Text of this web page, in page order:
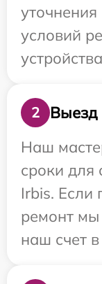
условий
2
Выезд
Наш
сроки для
Irbis. Если
ремонт мы
наш счет